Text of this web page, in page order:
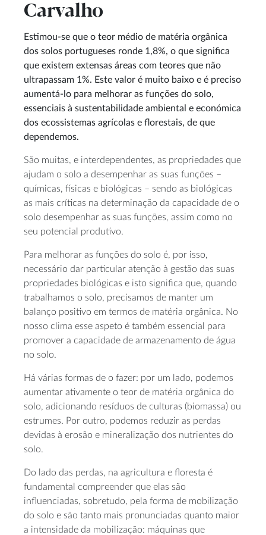
Carvalho
Estimou-se que o teor médio de matéria orgânica
dos solos portugueses ronde 1,8%, o que significa
que existem extensas áreas com teores que não
ultrapassam 1%. Este valor é muito baixo e é preciso
aumentá-lo para melhorar as funções do solo,
essenciais à sustentabilidade ambiental e económica
dos ecossistemas agrícolas e florestais, de que
dependemos.
São muitas, e interdependentes, as propriedades que
ajudam o solo a desempenhar as suas funções –
químicas, físicas e biológicas – sendo as biológicas
as mais críticas na determinação da capacidade de o
solo desempenhar as suas funções, assim como no
seu potencial produtivo.
Para melhorar as funções do solo é, por isso,
necessário dar particular atenção à gestão das suas
propriedades biológicas e isto significa que, quando
trabalhamos o solo, precisamos de manter um
balanço positivo em termos de matéria orgânica. No
nosso clima esse aspeto é também essencial para
promover a capacidade de armazenamento de água
no solo.
Há várias formas de o fazer: por um lado, podemos
aumentar ativamente o teor de matéria orgânica do
solo, adicionando resíduos de culturas (biomassa) ou
estrumes. Por outro, podemos reduzir as perdas
devidas à erosão e mineralização dos nutrientes do
solo.
Do lado das perdas, na agricultura e floresta é
fundamental compreender que elas são
influenciadas, sobretudo, pela forma de mobilização
do solo e são tanto mais pronunciadas quanto maior
a intensidade da mobilização: máquinas que